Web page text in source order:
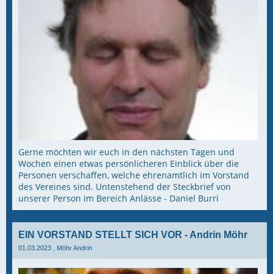
Gerne möchten wir euch in den nächsten Tagen und
Wochen einen etwas persönlicheren Einblick über die
Personen verschaffen, welche ehrenamtlich im Vorstand
des Vereines sind. Untenstehend der Steckbrief von
unserer Person im Bereich Anlässe - Daniel Burri
EIN VORSTAND STELLT SICH VOR - Andrin Möhr
01.03.2023 , Möhr Andrin